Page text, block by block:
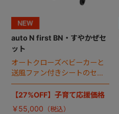
auto N first BN・すやかぜセ
ット
オートクローズベビーカーと
送風ファン付きシートのセッ
ト。
【27%OFF】子育て応援価格
￥55,000